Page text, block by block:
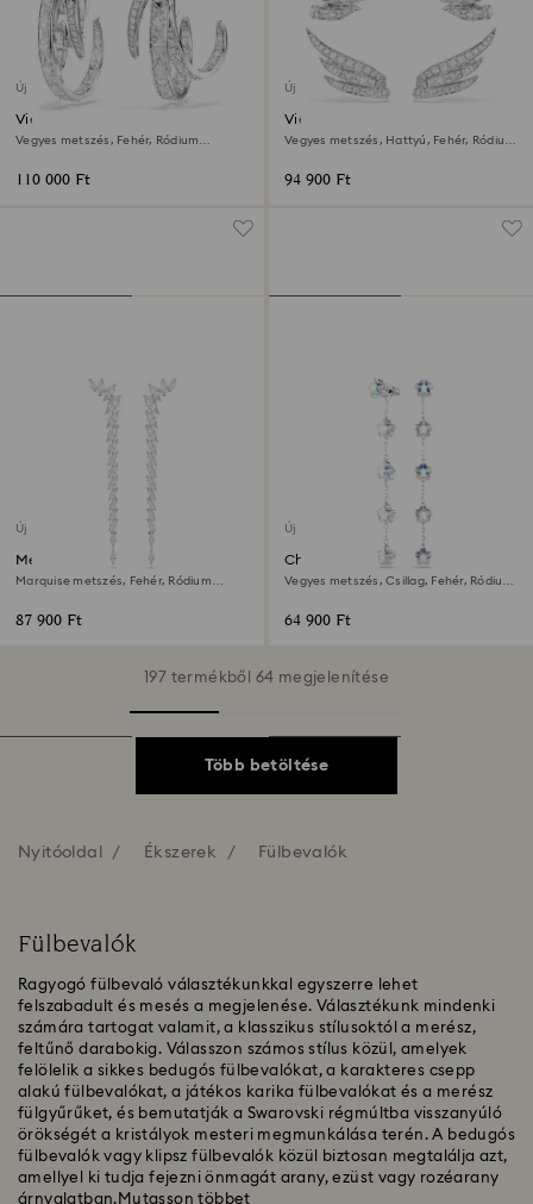
Új
Vienna klipszes fülbevaló
Vegyes metszés, Fehér, Ródium
110 000 Ft
Új
Vienna fülgyűrű
Vegyes metszés, Hattyú, Fehér, Ródium
94 900 Ft
Új
Mesmera fülbevalók
Marquise metszés, Fehér, Ródium
87 900 Ft
Új
Chroma fülbevalók
Vegyes metszés, Csillag, Fehér, Ródium
64 900 Ft
197 termékből 64 megjelenítése
Több betöltése
Nyitóoldal Ékszerek Fülbevalók
Fülbevalók
Ragyogó fülbevaló választékunkkal egyszerre lehet
felszabadult és mesés a megjelenése. Választékunk mindenki
számára tartogat valamit, a klasszikus stílusoktól a merész,
feltűnő darabokig. Válasszon számos stílus közül, amelyek
felölelik a sikkes bedugós fülbevalókat, a karakteres csepp
alakú fülbevalókat, a játékos karika fülbevalókat és a merész
fülgyűrűket, és bemutatják a Swarovski régmúltba visszanyúló
örökségét a kristályok mesteri megmunkálása terén. A bedugós
fülbevalók vagy klipsz fülbevalók közül biztosan megtalálja azt,
amellyel ki tudja fejezni önmagát arany, ezüst vagy rozéarany
árnyalatban. Mutasson többet